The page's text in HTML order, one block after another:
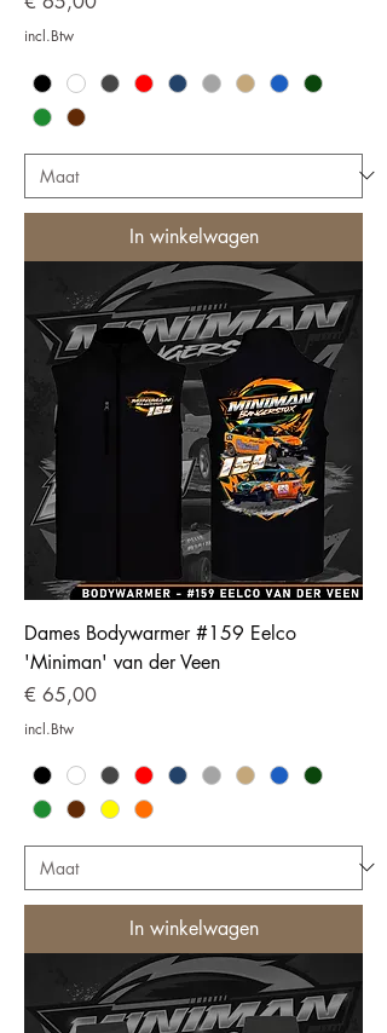
incl.Btw
In winkelwagen
Dames Bodywarmer #159 Eelco
'Miniman' van der Veen
Prijs
€ 65,00
incl.Btw
In winkelwagen